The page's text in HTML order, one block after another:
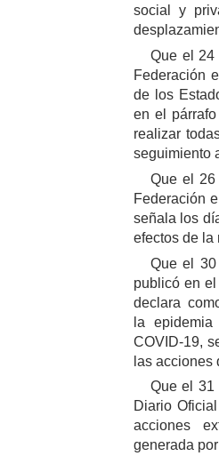
social y
Que el
Federación
de los
en el
realizar
seguimiento
Que el
Federación
señala los
efectos de la
Que el
publicó en
declara
la
COVID-19,
las acciones
Que el 31
Diario
acciones
generada